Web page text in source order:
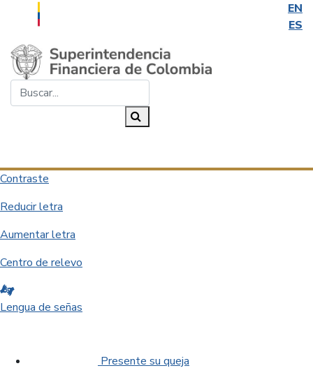
EN
ES
Saltar al contenido principal
Contraste
Reducir letra
Aumentar letra
Centro de relevo
Lengua de señas
Presente su queja